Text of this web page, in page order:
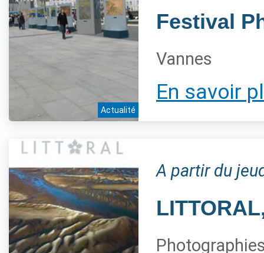
Actualité
Festival
Vannes
En savoir
A partir du